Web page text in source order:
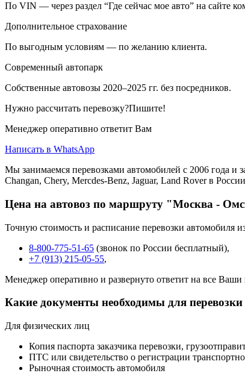
По VIN — через раздел “Где сейчас мое авто” на сайте
Дополнительное страхование
По выгодным условиям — по желанию клиента.
Современный автопарк
Собственные автовозы 2020–2025 гг. без посредников.
Нужно рассчитать перевозку?Пишите!
Менеджер оперативно ответит Вам
Написать в WhatsApp
Мы занимаемся перевозками автомобилей с 2006 года и
Changan, Chery, Mercdes-Benz, Jaguar, Land Rover в России
Цена на автовоз по маршруту "Москва -
Точную стоимость и расписание перевозки
8-800-775-51-65 (звонок по России бесплатный),
+7 (913) 215-05-55,
Менеджер оперативно и развернуто ответит на все
Какие документы необходимы для
Для физических лиц
Копия паспорта заказчика перевозки,
ПТС или свидетельство о регистрации
Рыночная стоимость автомобиля